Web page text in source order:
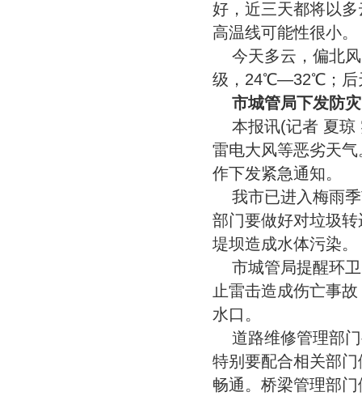
好，近三天都将以
高温线可能性很小。
今天多云，偏北
级，24℃—32℃；后
市城管局下发防
本报讯(记者 夏琼
雷电大风等恶劣天
作下发紧急通知。
我市已进入梅雨
部门要做好对垃圾
堤坝造成水体污染。
市城管局提醒环
止雷击造成伤亡事
水口。
道路维修管理部
特别要配合相关部
畅通。桥梁管理部